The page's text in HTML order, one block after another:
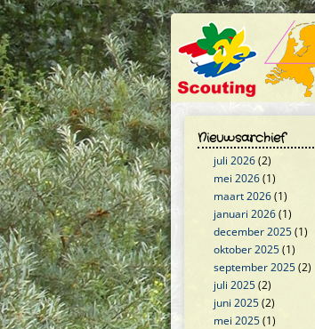
Overslaan en naar de inhoud gaan
Nieuwsarchief
juli 2026(2)
mei 2026(1)
maart 2026(1)
januari 2026(1)
december 2025(1)
oktober 2025(1)
september 2025(2)
juli 2025(2)
juni 2025(2)
mei 2025(1)